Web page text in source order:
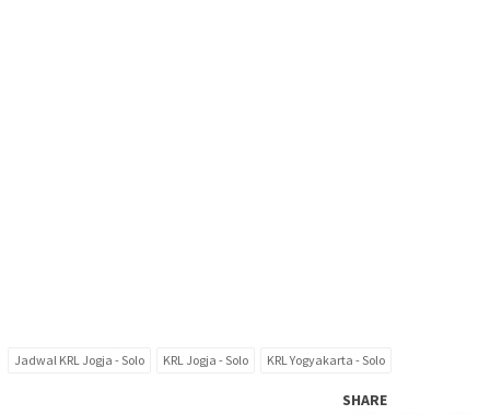
Jadwal KRL Jogja - Solo KRL Jogja - Solo KRL Yogyakarta - Solo
SHARE